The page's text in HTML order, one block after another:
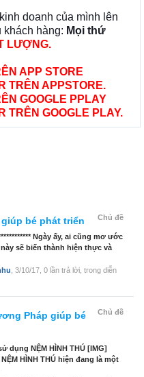
doanh của mình lên
khách hàng: Mọi thứ
LƯỢNG.
APP STORE
TRÊN APPSTORE.
GOOGLE PPLAY
TRÊN GOOGLE PLAY.
Chủ đề
bé phát triển
Ngày ấy, ai cũng mơ ước
sẽ biến thành hiện thực và
3/10/17 , 0 lần trả lời, trong diễn
Chủ đề
Pháp giúp bé
dụng NỆM HÌNH THÚ [IMG]
NỆM HÌNH THÚ hiện đang là một